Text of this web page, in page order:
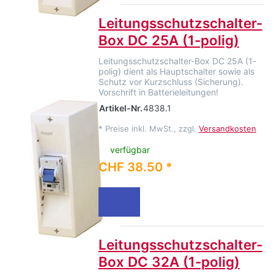
Leitungsschutzschalter-
Box DC 25A (1-polig)
Leitungsschutzschalter-Box DC 25A (1-
polig) dient als Hauptschalter sowie als
Schutz vor Kurzschluss (Sicherung).
Vorschrift in Batterieleitungen!
Artikel-Nr.4838.1
* Preise inkl. MwSt., zzgl. Versandkosten
verfügbar
CHF 38.50 *
Leitungsschutzschalter-
Box DC 32A (1-polig)